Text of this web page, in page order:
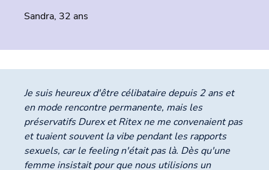
Sandra, 32 ans
Je suis heureux d'être célibataire depuis 2 ans et
en mode rencontre permanente, mais les
préservatifs Durex et Ritex ne me convenaient pas
et tuaient souvent la vibe pendant les rapports
sexuels, car le feeling n'était pas là. Dès qu'une
femme insistait pour que nous utilisions un